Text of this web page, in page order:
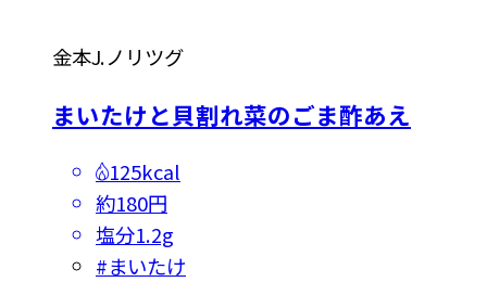
金本J.ノリツグ
まいたけと貝割れ菜のごま酢あえ
125kcal
約180円
塩分1.2g
#まいたけ